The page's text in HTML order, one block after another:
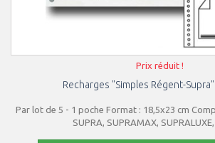
Prix réduit !
Recharges "Simples Régent-
Par lot de 5 - 1 poche Format : 18,5x23 cm
SUPRA, SUPRAMAX,